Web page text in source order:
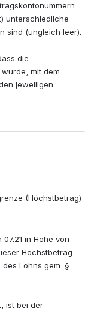
unterschiedliche
sind (ungleich leer).
die
mit dem
jeweiligen
(Höchstbetrag)
in Höhe von
Höchstbetrag
Lohns gem. §
ist bei der